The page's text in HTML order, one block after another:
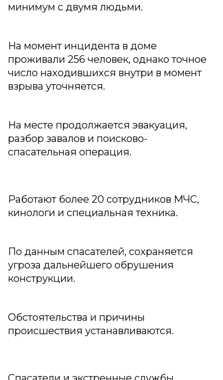
минимум с двумя людьми.
На момент инцидента в доме
проживали 256 человек, однако точное
число находившихся внутри в момент
взрыва уточняется.
На месте продолжается эвакуация,
разбор завалов и поисково-
спасательная операция.
Работают более 20 сотрудников МЧС,
кинологи и специальная техника.
По данным спасателей, сохраняется
угроза дальнейшего обрушения
конструкции.
Обстоятельства и причины
происшествия устанавливаются.